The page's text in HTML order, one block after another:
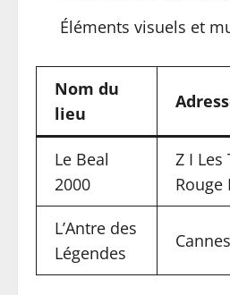
Éléments visuels et
Nom du
lieu
Le Beal
2000
Z I
Rouge
L’Antre des
Légendes